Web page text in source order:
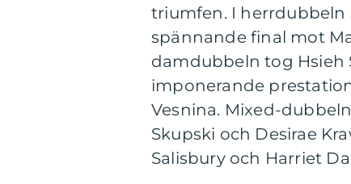
triumfen. I herrdubbeln
spännande final mot
damdubbeln tog Hsieh
imponerande
Vesnina. Mixed-
Skupski och Desirae
Salisbury och Harriet